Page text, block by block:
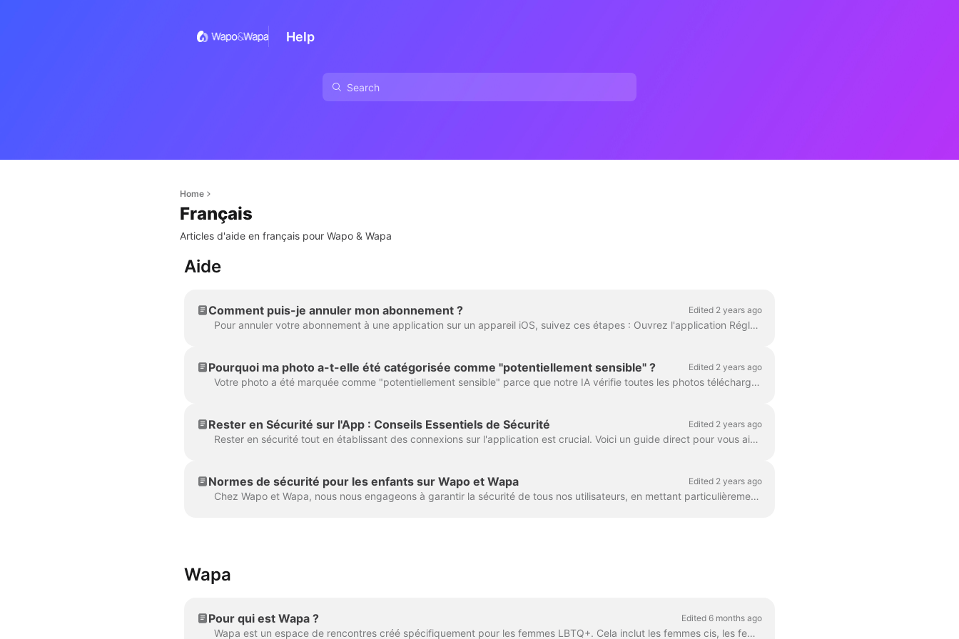
Help
Home
Français
Articles d'aide en français pour Wapo & Wapa
Aide
Comment puis-je annuler mon abonnement ? Edited 2 years ago
Pour annuler votre abonnement à une application sur un appareil iOS, suivez ces étapes : Ouvrez l'application Réglages : Localisez et touchez l'icône...
Pourquoi ma photo a-t-elle été catégorisée comme "potentiellement sensible" ? Edited 2 years ago
Votre photo a été marquée comme "potentiellement sensible" parce que notre IA vérifie toutes les photos téléchargées. Si l'IA détecte un contenu qui p...
Rester en Sécurité sur l'App : Conseils Essentiels de Sécurité Edited 2 years ago
Rester en sécurité tout en établissant des connexions sur l'application est crucial. Voici un guide direct pour vous aider à naviguer en toute sécurit...
Normes de sécurité pour les enfants sur Wapo et Wapa Edited 2 years ago
Chez Wapo et Wapa, nous nous engageons à garantir la sécurité de tous nos utilisateurs, en mettant particulièrement l'accent sur la prévention de l'ab...
Wapa
Pour qui est Wapa ? Edited 6 months ago
Wapa est un espace de rencontres créé spécifiquement pour les femmes LBTQ+. Cela inclut les femmes cis, les femmes trans et les femmes non binaires. N...